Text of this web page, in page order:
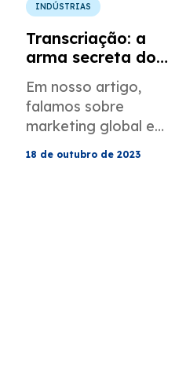
INDÚSTRIAS
Transcriação: a
arma secreta do
marketing global
Em nosso artigo,
falamos sobre
marketing global e
18 de outubro de 2023